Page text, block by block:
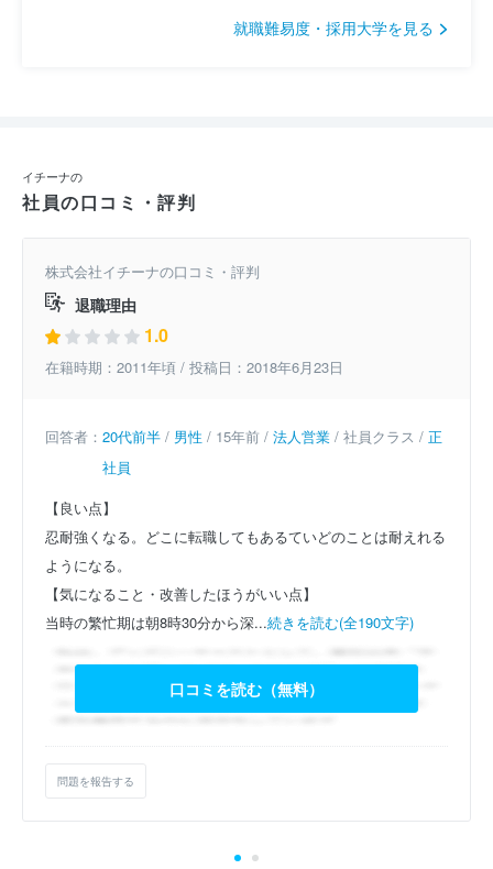
就職難易度・採用大学を見る
イチーナの
社員の口コミ・評判
株式会社イチーナの口コミ・評判
退職理由
1.0
在籍時期：2011年頃 / 投稿日：2018年6月23日
回答者： 20代前半 / 男性 / 15年前 / 法人営業 / 社員クラス / 正
社員
【良い点】
忍耐強くなる。どこに転職してもあるていどのことは耐えれる
ようになる。
【気になること・改善したほうがいい点】
当時の繁忙期は朝8時30分から深...続きを読む(全190文字)
口コミを読む（無料）
問題を報告する